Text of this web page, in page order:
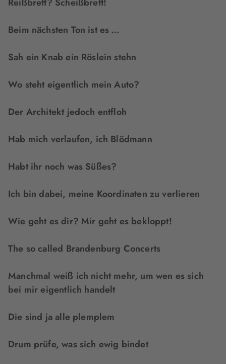
Beim nächsten Ton ist es …
Sah ein Knab ein Röslein stehn
Wo steht eigentlich mein Auto?
Der Architekt jedoch entfloh
Hab mich verlaufen, ich Blödmann
Habt ihr noch was Süßes?
Ich bin dabei, meine Koordinaten zu verlieren
Wie geht es dir? Mir geht es bekloppt!
The so called Brandenburg Concerts
Manchmal weiß ich nicht mehr, um wen es sich
bei mir eigentlich handelt
Die sind ja alle plemplem
Drum prüfe, was sich ewig bindet